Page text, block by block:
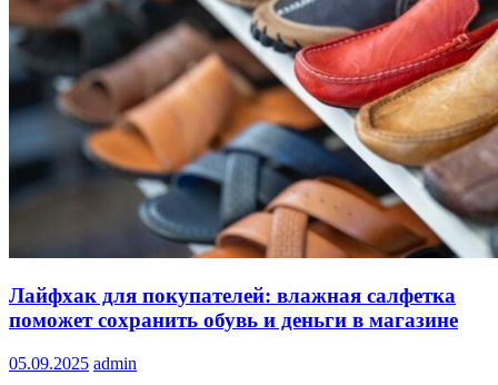
Лайфхак для покупателей: влажная салфетка
поможет сохранить обувь и деньги в магазине
05.09.2025 admin